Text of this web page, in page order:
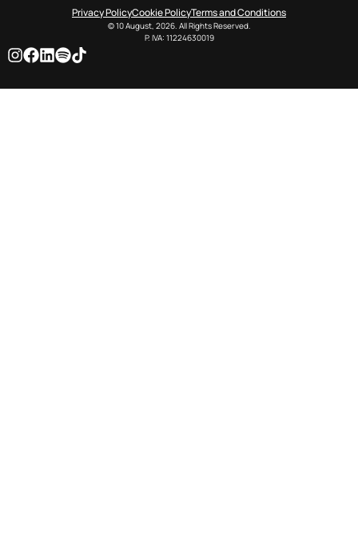
Privacy PolicyCookie PolicyTerms and Conditions
© 10 August, 2026. All Rights Reserved.
P. IVA: 11224630019